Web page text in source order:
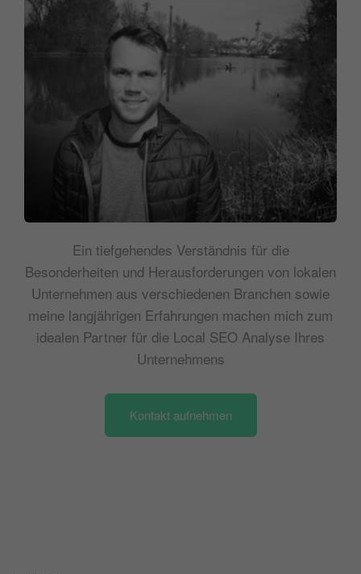
Ein tiefgehendes Verständnis für die
Besonderheiten und Herausforderungen von lokalen
Unternehmen aus verschiedenen Branchen sowie
meine langjährigen Erfahrungen machen mich zum
idealen Partner für die Local SEO Analyse Ihres
Unternehmens
Kontakt aufnehmen